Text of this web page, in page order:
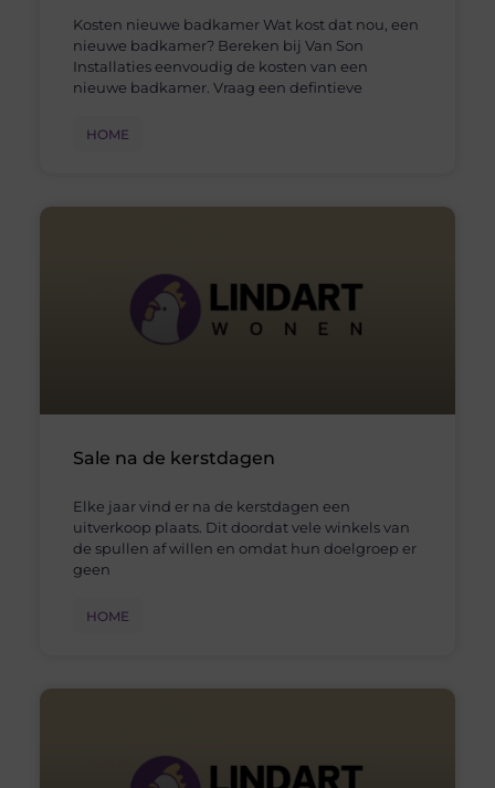
Kosten nieuwe badkamer Wat kost dat nou, een
nieuwe badkamer? Bereken bij Van Son
Installaties eenvoudig de kosten van een
nieuwe badkamer. Vraag een defintieve
HOME
Sale na de kerstdagen
Elke jaar vind er na de kerstdagen een
uitverkoop plaats. Dit doordat vele winkels van
de spullen af willen en omdat hun doelgroep er
geen
HOME